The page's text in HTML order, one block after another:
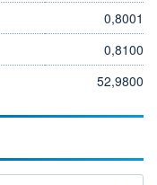
0,8001
0,8100
52,9800